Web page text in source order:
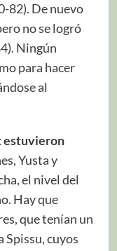
82). De nuevo
no se logró
Ningún
para hacer
al
estuvieron
Yusta y
el nivel del
Hay que
que tenían un
Spissu, cuyos